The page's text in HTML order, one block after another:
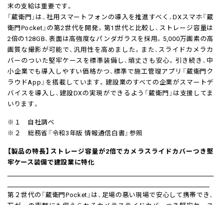
末の支給は重要です。
「蔵衛門」は、社用スマートフォンの導入を推進すべく、DXスマホ『蔵
衛門Pocket』の第2世代を開発。第1世代と比較し、ストレージ容量は
2倍の128GB、表面は高強度なパンダガラスを採用。5,000万画素の高
画質な撮影が可能で、汎用性を高めました。また、スライドカメラカ
バーのついた堅牢ケースを標準装備し、頑丈さも安心。引き続き、中
小企業でも導入しやすい価格かつ、標準で施工管理アプリ『蔵衛門ク
ラウドApp』を搭載しています。建設業のすべての企業がスマートデ
バイスを導入し、建設DXの実現ができるよう「蔵衛門」は支援してま
いります。
※１ 自社調べ
※２ 総務省『令和3年版 情報通信白書』参照
【製品の特長】ストレージ容量が2倍でカメラスライドカバーつき堅
牢ケース装備で建設業に特化
第２世代の『蔵衛門Pocket』は、足場の悪い現場で安心して携帯でき、